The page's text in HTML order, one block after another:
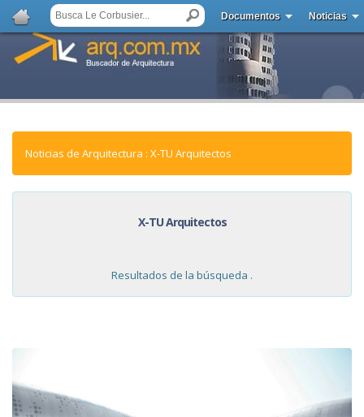
Documentos Noticias
Noticias de Arquitectura : X-TU Arquitectos
X-TU Arquitectos
Resultados de la búsqueda .